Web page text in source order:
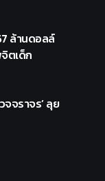
ล้านดอลล์
ตเด็ก
จจราจร’ ลุย